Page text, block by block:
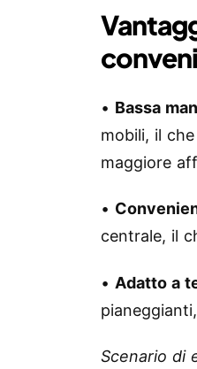
• Bassa
mobili, il
maggiore
•
centrale, il
• Adatto a
Scenario di